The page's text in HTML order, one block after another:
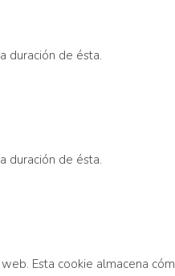
duración de ésta.
duración de ésta.
Esta cookie almacena